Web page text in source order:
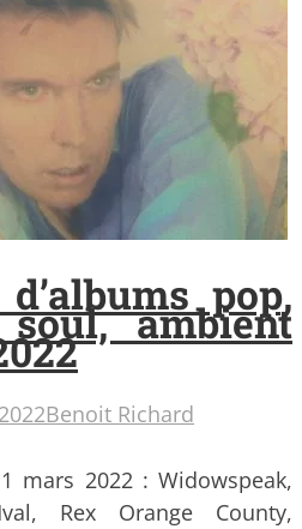
pop,
ambient
Benoit Richard
mars 2022 : Widowspeak,
Rex Orange County,